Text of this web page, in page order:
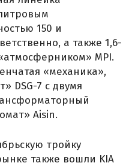
150 и
а также 1,6-
MPI.
«механика»,
DSG-7 с двумя
Aisin.
тройку
также вошли KIA